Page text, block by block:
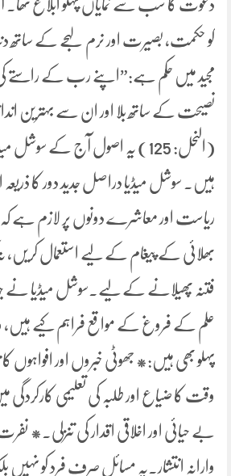
دعوت کا سب سے نمایاں پہلو ابلاغ
کو حکمت، بصیرت اور نرم لہجے کے ساتھ
مجید میں حکم ہے:”اپنے رب کے راستے
نصیحت کے ساتھ بلا اور ان سے بہترین
(النحل: 125) یہ اصول آج کے سوشل
ہیں۔ سوشل میڈیا دراصل جدید دور کا
ریاست اور معاشرے دونوں پر لازم ہے کہ
بھلائی کے پیغام کے لیے استعمال کریں،
فتنہ پھیلانے کے لیے۔سوشل میڈیا نے
علم کے فروغ کے مواقع فراہم کیے
پہلو بھی ہیں:* جھوٹی خبروں اور افواہوں
وقت کا ضیاع اور طلبہ کی تعلیمی
بے حیائی اور اخلاقی اقدار کی تنزلی۔* نفرت
وارانہ انتشار۔یہ مسائل صرف فرد کو